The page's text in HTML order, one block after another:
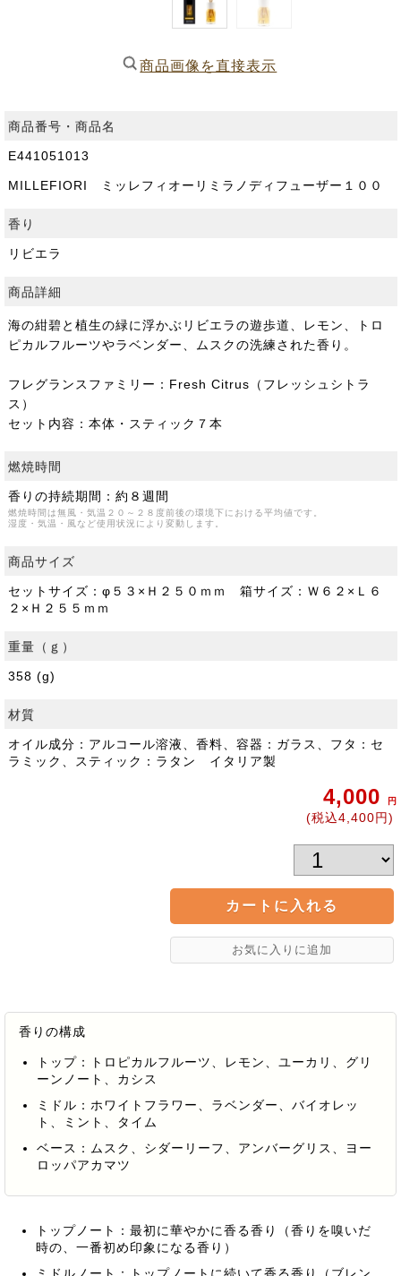
商品画像を直接表示
商品番号・商品名
E441051013
MILLEFIORI ミッレフィオーリミラノディフューザー１００
香り
リビエラ
商品詳細
海の紺碧と植生の緑に浮かぶリビエラの遊歩道、レモン、トロ
ピカルフルーツやラベンダー、ムスクの洗練された香り。
フレグランスファミリー：Fresh Citrus（フレッシュシトラ
ス）
セット内容：本体・スティック７本
燃焼時間
香りの持続期間：約８週間
燃焼時間は無風・気温２０～２８度前後の環境下における平均値です。
湿度・気温・風など使用状況により変動します。
商品サイズ
セットサイズ：φ５３×Ｈ２５０ｍｍ 箱サイズ：Ｗ６２×Ｌ６
２×Ｈ２５５ｍｍ
重量（ｇ）
358 (g)
材質
オイル成分：アルコール溶液、香料、容器：ガラス、フタ：セ
ラミック、スティック：ラタン イタリア製
4,000 円
(税込4,400円)
香りの構成
トップ：トロピカルフルーツ、レモン、ユーカリ、グリ
ーンノート、カシス
ミドル：ホワイトフラワー、ラベンダー、バイオレッ
ト、ミント、タイム
ベース：ムスク、シダーリーフ、アンバーグリス、ヨー
ロッパアカマツ
トップノート：最初に華やかに香る香り（香りを嗅いだ
時の、一番初め印象になる香り）